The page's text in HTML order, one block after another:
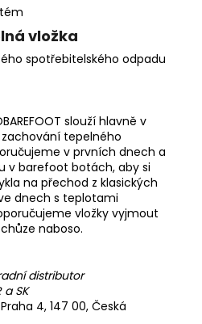
vložka
spotřebitelského odpadu
slouží hlavně v
tepelného
v prvních dnech a
v barefoot botách, aby si
na přechod z klasických
dnech s teplotami
vložky vyjmout
naboso.
distributor
a SK
4, 147 00, Česká